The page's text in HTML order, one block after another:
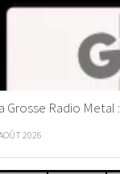
Grosse Radio Metal
2026